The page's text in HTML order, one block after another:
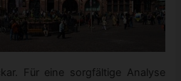
Für eine sorgfältige Analyse